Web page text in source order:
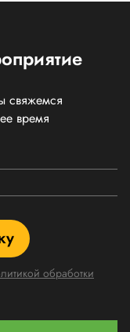
свяжемся
время
обработки